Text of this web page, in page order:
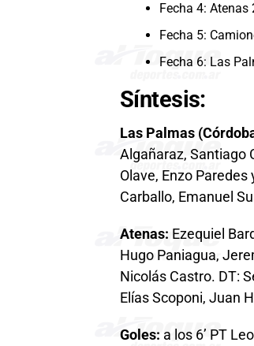
Fecha 4: Atenas
Fecha 5:
Fecha 6: Las
Síntesis:
Las Palmas
Algañaraz, Santiago
Olave, Enzo
Carballo, Emanuel
Atenas: Ezequiel
Hugo Paniagua,
Nicolás Castro. DT:
Elías Scoponi, Juan
Goles: a los 6’ PT